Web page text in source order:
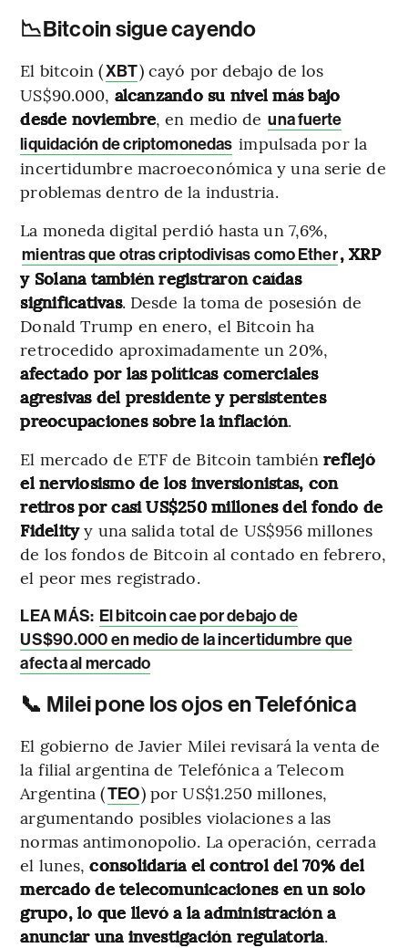
📉Bitcoin sigue cayendo
El bitcoin (XBT) cayó por debajo de los
US$90.000, alcanzando su nivel más bajo
desde noviembre, en medio de una fuerte
liquidación de criptomonedas impulsada por la
incertidumbre macroeconómica y una serie de
problemas dentro de la industria.
La moneda digital perdió hasta un 7,6%,
mientras que otras criptodivisas como Ether, XRP
y Solana también registraron caídas
significativas. Desde la toma de posesión de
Donald Trump en enero, el Bitcoin ha
retrocedido aproximadamente un 20%,
afectado por las políticas comerciales
agresivas del presidente y persistentes
preocupaciones sobre la inflación.
El mercado de ETF de Bitcoin tambiénreflejó
el nerviosismo de los inversionistas, con
retiros por casi US$250 millones del fondo de
Fidelityy una salida total de US$956 millones
de los fondos de Bitcoin al contado en febrero,
el peor mes registrado.
LEA MÁS: El bitcoin cae por debajo de
US$90.000 en medio de la incertidumbre que
afecta al mercado
📞 Milei pone los ojos en Telefónica
El gobierno de Javier Milei revisará la venta de
la filial argentina de Telefónica a Telecom
Argentina (TEO) por US$1.250 millones,
argumentando posibles violaciones a las
normas antimonopolio. La operación, cerrada
el lunes,consolidaría el control del 70% del
mercado de telecomunicaciones en un solo
grupo, lo que llevó a la administración a
anunciar una investigación regulatoria.